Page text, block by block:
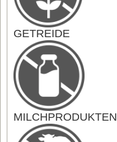
GETREIDE
MILCHPRODUKTEN